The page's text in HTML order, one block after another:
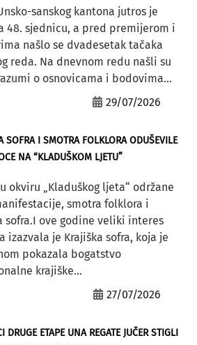
sanskog kantona jutros je
48. sjednicu, a pred premijerom i
našlo se dvadesetak tačaka
reda. Na dnevnom redu našli su
o osnovicama i bodovima...
29/07/2026
SOFRA I SMOTRA FOLKLORA ODUŠEVILE
NA “KLADUŠKOM LJETU”
okviru „Kladuškog ljeta“ održane
smotra folklora i
sofra.I ove godine veliki interes
izazvala je Krajiška sofra, koja je
pokazala bogatstvo
krajiške...
27/07/2026
DRUGE ETAPE UNA REGATE JUČER STIGLI